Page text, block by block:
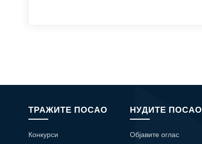
ТРАЖИТЕ ПОСАО
Конкурси
НУДИТЕ ПОСАО
Објавите оглас